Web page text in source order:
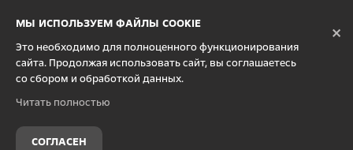
МЫ ИСПОЛЬЗУЕМ ФАЙЛЫ COOKIE
Это необходимо для полноценного функционирования
сайта. Продолжая использовать сайт, вы соглашаетесь
со сбором и обработкой данных.
Читать полностью
СОГЛАСЕН
×